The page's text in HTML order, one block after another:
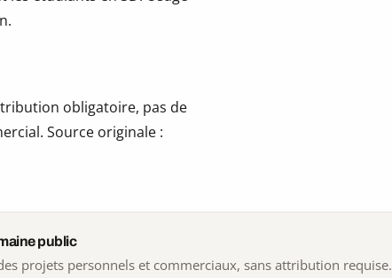
obligatoire, pas de
Source originale :
public
projets personnels et commerciaux, sans attribution requise.